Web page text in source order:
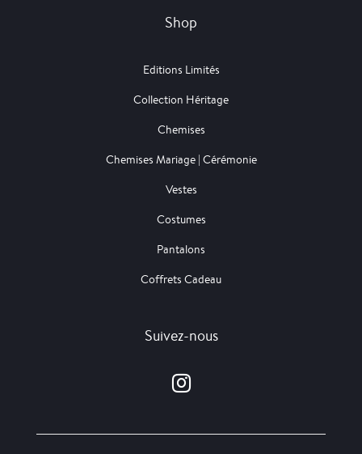
Shop
Editions Limités
Collection Héritage
Chemises
Chemises Mariage | Cérémonie
Vestes
Costumes
Pantalons
Coffrets Cadeau
Suivez-nous